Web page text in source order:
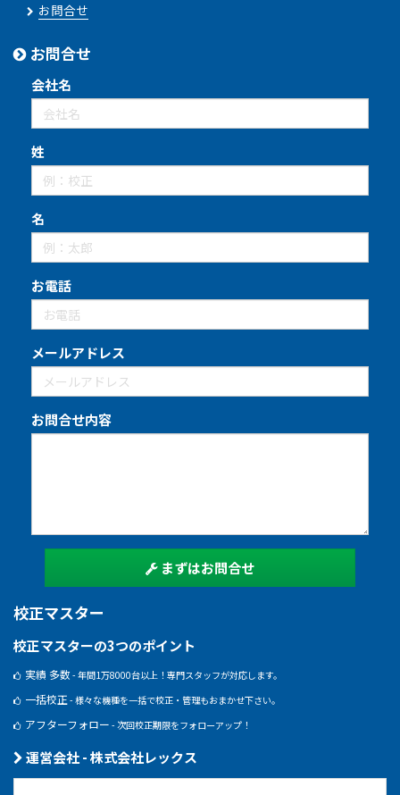
お問合せ
お問合せ
会社名
姓
名
お電話
メールアドレス
お問合せ内容
まずはお問合せ
校正マスター
校正マスターの3つのポイント
実績 多数- 年間1万8000台以上！専門スタッフが対応します。
一括校正 - 様々な機種を一括で校正・管理もおまかせ下さい。
アフターフォロー - 次回校正期限をフォローアップ！
運営会社 - 株式会社レックス